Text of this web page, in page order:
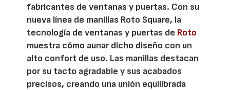
fabricantes de ventanas y puertas. Con su
nueva línea de manillas Roto Square, la
tecnología de ventanas y puertas de Roto
muestra cómo aunar dicho diseño con un
alto confort de uso. Las manillas destacan
por su tacto agradable y sus acabados
precisos, creando una unión equilibrada